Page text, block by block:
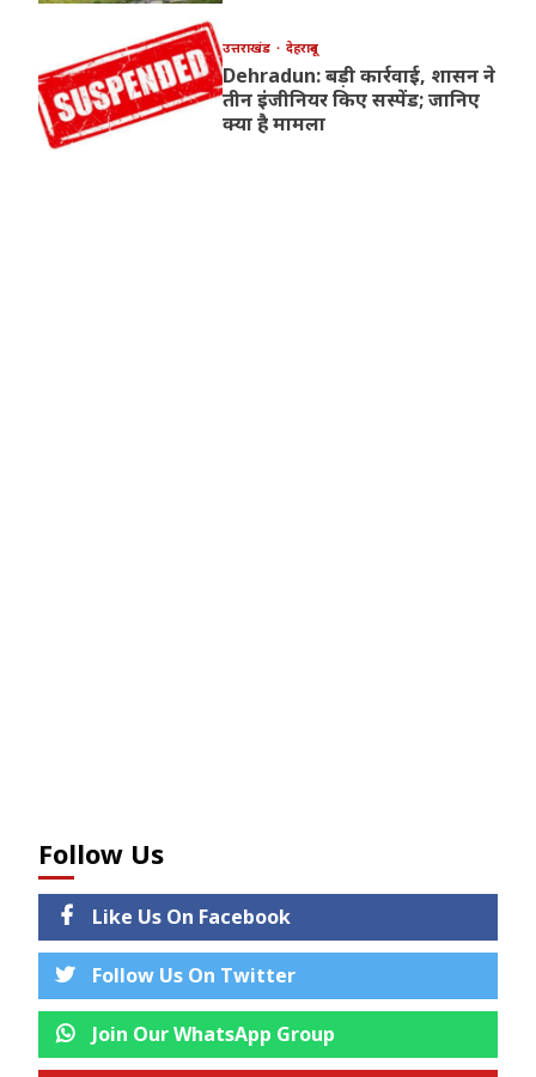
उत्तराखंड देहरादून
Dehradun: बड़ी कार्रवाई, शासन ने
तीन इंजीनियर किए सस्पेंड; जानिए
क्या है मामला
Follow Us
Like Us On Facebook
Follow Us On Twitter
Join Our WhatsApp Group